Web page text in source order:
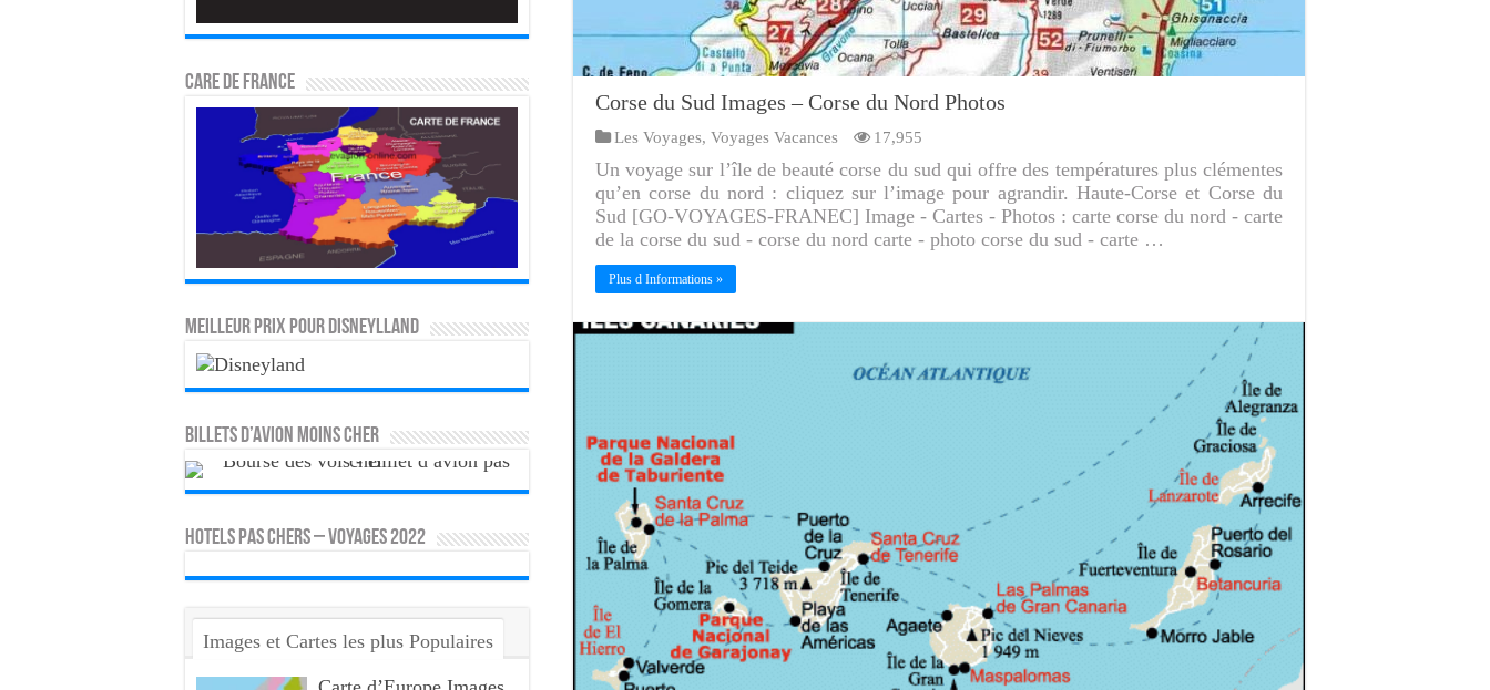
Corse du Sud Images – Corse du Nord Photos
Les Voyages, Voyages Vacances 17,955
Un voyage sur l’île de beauté corse du sud qui offre des températures plus clémentes
qu’en corse du nord : cliquez sur l’image pour agrandir. Haute-Corse et Corse du
Sud [GO-VOYAGES-FRANEC] Image - Cartes - Photos : carte corse du nord - carte
de la corse du sud - corse du nord carte - photo corse du sud - carte …
Plus d Informations »
CARE DE FRANCE
MEILLEUR PRIX POUR DISNEYLLAND
Billets d’avion moins cher
HOTELS PAS CHERS – VOYAGES 2022
Images et Cartes les plus Populaires